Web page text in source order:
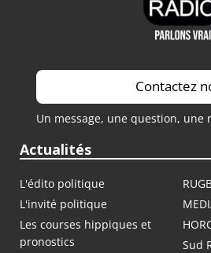
Contactez
Un message, une question, une
Actualités
L'édito politique
L'invité politique
Les courses hippiques et
pronostics
Sud